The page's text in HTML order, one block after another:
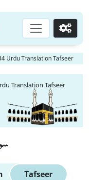
Go
Urdu Translation Tafseer
Translation Tafseer
Tafseer